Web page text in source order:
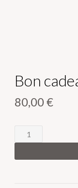
Bon
80,00€
quantité
de